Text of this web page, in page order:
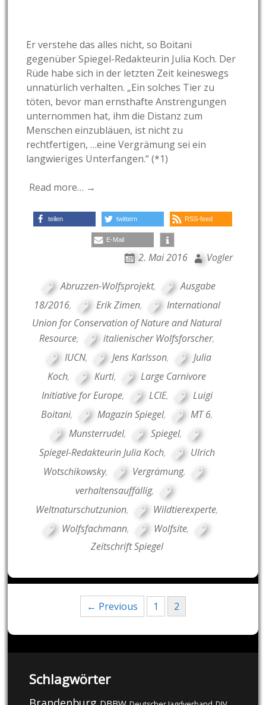
Er verstehe das alles nicht, so Boitani
gegenüber Spiegel-Redakteurin Julia Koch. Der
Rüde habe sich in der letzten Zeit keineswegs
unnatürlich verhalten. „Ein solches Tier zu
töten, bevor man ernsthafte Anstrengungen
unternommen hat, ihm die Distanz zum
Menschen einzubläuen, ist nicht zu
rechtfertigen, …eine Vergrämung sei ein
langwieriges Unterfangen.“ (*1)
Read more… →
teilen twittern RSS-feed
E-Mail
2. Mai 2016 Vogler
Abruzzen-Wolfsprojekt,
Ausgabe
18/2016, Erik Zimen,
International
Union for Conservation of Nature and Natural
Resource, italienischer Wolfsforscher,
IUCN, Jens Karlsson,
Julia
Koch, Kurti,
Large Carnivore
Initiative for Europe, LCIE,
Luigi
Boitani, Magazin Spiegel, MT 6,
Munsterrudel, Spiegel,
Spiegel-Redakteurin Julia Koch,
Ulrich
Wotschikowsky, Vergrämung,
verhaltensauffällig,
Weltnaturschutzunion, Wildtierexperte,
Wolfsfachmann, Wolfsite,
Zeitschrift Spiegel
navigation
← Previous 1 2
Schlagwörter